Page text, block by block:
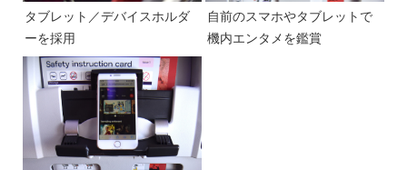
タブレット／デバイスホルダ
ーを採用
自前のスマホやタブレットで
機内エンタメを鑑賞